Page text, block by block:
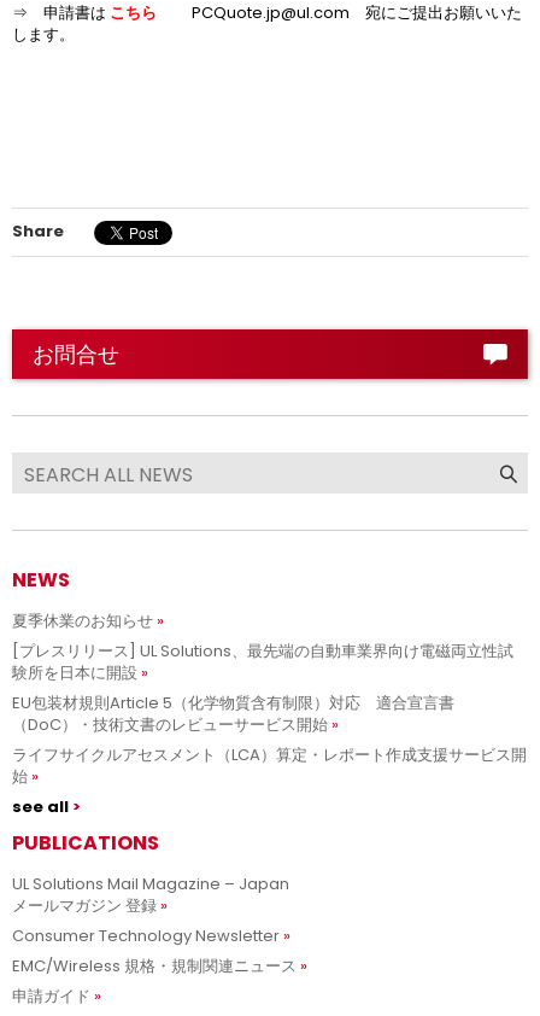
⇒ 申請書は こちら PCQuote.jp@ul.com 宛にご提出お願いいた
します。
Share
お問合せ
NEWS
夏季休業のお知らせ
[プレスリリース] UL Solutions、最先端の自動車業界向け電磁両立性試
験所を日本に開設
EU包装材規則Article 5（化学物質含有制限）対応 適合宣言書
（DoC）・技術文書のレビューサービス開始
ライフサイクルアセスメント（LCA）算定・レポート作成支援サービス開
始
see all
PUBLICATIONS
UL Solutions Mail Magazine – Japan
メールマガジン 登録
Consumer Technology Newsletter
EMC/Wireless 規格・規制関連ニュース
申請ガイド